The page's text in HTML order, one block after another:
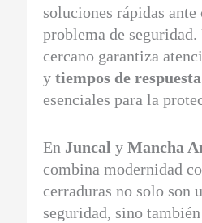
soluciones rápidas
problema de
cercano garantiza
ytiempos de
esenciales para la
En Juncal yMancha
combina modernidad
cerraduras no solo son
seguridad, sino